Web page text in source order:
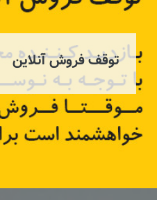
زه استیل جلوپنجره تندر پلاس
کد قطعه:E1010011146
اطلاعات بیشتر
توقف فروش آنلاین